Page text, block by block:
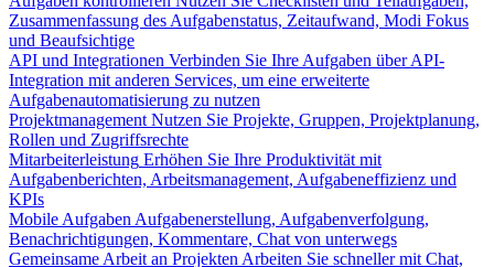
Zusammenfassung des Aufgabenstatus, Zeitaufwand, Modi Fokus
und Beaufsichtige
API und Integrationen Verbinden Sie Ihre Aufgaben über API-
Integration mit anderen Services, um eine erweiterte
Aufgabenautomatisierung zu nutzen
Projektmanagement Nutzen Sie Projekte, Gruppen, Projektplanung,
Rollen und Zugriffsrechte
Mitarbeiterleistung Erhöhen Sie Ihre Produktivität mit
Aufgabenberichten, Arbeitsmanagement, Aufgabeneffizienz und
KPIs
Mobile Aufgaben Aufgabenerstellung, Aufgabenverfolgung,
Benachrichtigungen, Kommentare, Chat von unterwegs
Gemeinsame Arbeit an Projekten Arbeiten Sie schneller mit Chat,